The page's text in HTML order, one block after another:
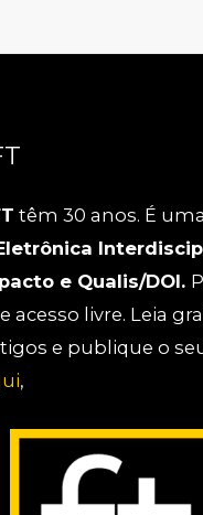
têm 30 anos. É uma
e Qualis/DOI.
acesso livre. Leia
e publique o
,